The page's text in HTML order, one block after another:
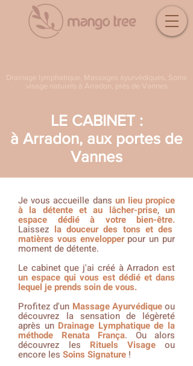
Drainage lymphatique, Massages ayurvédiques, Soins
visage naturels à Arradon, près de Vannes
LE CABINET :
à Arradon, aux portes de
Vannes
Je vous accueille dans un lieu propice
à la détente et au lâcher-prise,un
espace dédié à votre bien-être.
Laissez la douceur des tons et des
matières vous envelopperpour un pur
moment de détente.
Le cabinet que j'ai créé à Arradon est
un espace qui vous est dédié et dans
lequel je prends soin de vous.
Profitez d'un Massage Ayurvédiqueou
découvrez la sensation de légèreté
après un Drainage Lymphatiquede la
méthode Renata França. Ou alors
découvrez les Rituels Visage ou
encore les Soins Signature !